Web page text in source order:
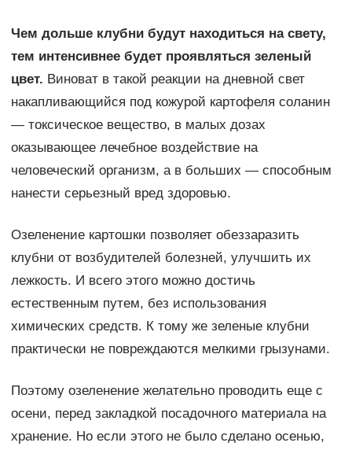
Чем дольше клубни будут находиться на свету,
тем интенсивнее будет проявляться зеленый
цвет. Виноват в такой реакции на дневной свет
накапливающийся под кожурой картофеля соланин
— токсическое вещество, в малых дозах
оказывающее лечебное воздействие на
человеческий организм, а в больших — способным
нанести серьезный вред здоровью.
Озеленение картошки позволяет обеззаразить
клубни от возбудителей болезней, улучшить их
лежкость. И всего этого можно достичь
естественным путем, без использования
химических средств. К тому же зеленые клубни
практически не повреждаются мелкими грызунами.
Поэтому озеленение желательно проводить еще с
осени, перед закладкой посадочного материала на
хранение. Но если этого не было сделано осенью,